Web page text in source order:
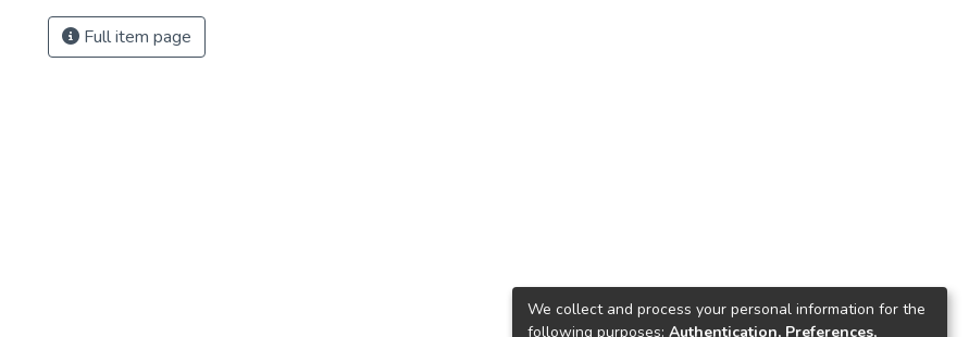
Full item page
We collect and process your personal information for the
following purposes: Authentication, Preferences,